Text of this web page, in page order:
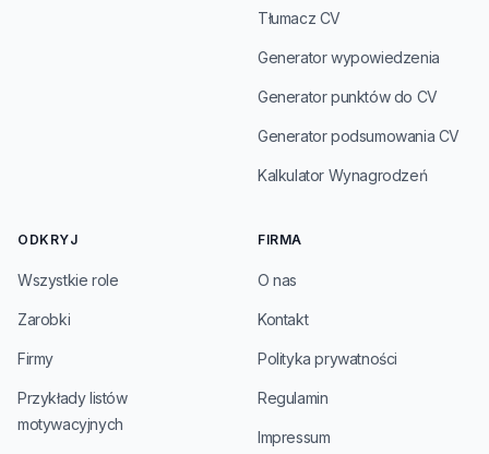
Tłumacz CV
Generator wypowiedzenia
Generator punktów do CV
Generator podsumowania CV
Kalkulator Wynagrodzeń
ODKRYJ
Wszystkie role
Zarobki
Firmy
Przykłady listów
motywacyjnych
FIRMA
O nas
Kontakt
Polityka prywatności
Regulamin
Impressum